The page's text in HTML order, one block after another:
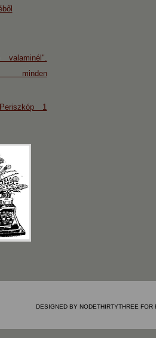
minden
1
DESIGNED BY NODETHIRTYTHREE FOR